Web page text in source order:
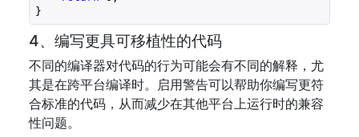
}
4、编写更具可移植性的代码
不同的编译器对代码的行为可能会有不同的解释，尤
其是在跨平台编译时。启用警告可以帮助你编写更符
合标准的代码，从而减少在其他平台上运行时的兼容
性问题。